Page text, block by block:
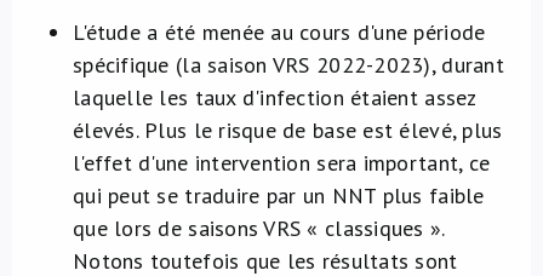
L'étude a été menée au cours d'une période
spécifique (la saison VRS 2022-2023), durant
laquelle les taux d'infection étaient assez
élevés. Plus le risque de base est élevé, plus
l'effet d'une intervention sera important, ce
qui peut se traduire par un NNT plus faible
que lors de saisons VRS « classiques ».
Notons toutefois que les résultats sont